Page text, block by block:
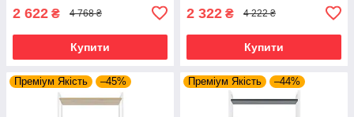
2 622 ₴ 4 768 ₴
Купити
2 322 ₴ 4 222 ₴
Купити
Преміум Якість –45% Преміум Якість –44%